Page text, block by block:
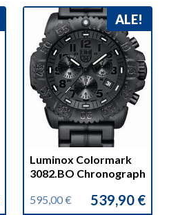
ALE!
Luminox Colormark
3082.BO Chronograph
595,00€
Alkuperäinen539,90 €
Nykyinen